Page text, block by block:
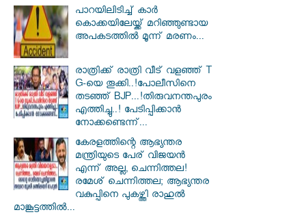
പാറയിലിടിച്ച് കാർ
കൊക്കയിലേയ്ക്ക് മറിഞ്ഞുണ്ടായ
അപക‌ടത്തിൽ മൂന്ന് മരണം...
രാത്രിക്ക് രാത്രി വീട് വളഞ്ഞ് T
G-യെ തൂക്കി..!പോലീസിനെ
തടഞ്ഞ് BJP...!തിരുവനന്തപുരം
എത്തിച്ചു..! പേടിപ്പിക്കാൻ
നോക്കണ്ടെന്ന്...
കേരളത്തിന്റെ ആഭ്യന്തര
മന്ത്രിയുടെ പേര് വിജയൻ
എന്ന് അല്ല, ചെന്നിത്തല!
രമേശ് ചെന്നിത്തല; ആഭ്യന്തര
വകുപ്പിനെ പുകഴ്ത്തി രാഹുൽ
മാങ്കൂട്ടത്തിൽ...